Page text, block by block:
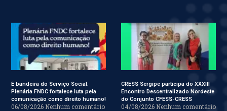
É bandeira do Serviço Social:
Plenária FNDC fortalece luta pela
comunicação como direito humano!
06/08/2026 Nenhum comentário
CRESS Sergipe participa do XXXIII
Encontro Descentralizado Nordeste
do Conjunto CFESS-CRESS
04/08/2026 Nenhum comentário